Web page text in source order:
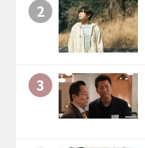
2
3